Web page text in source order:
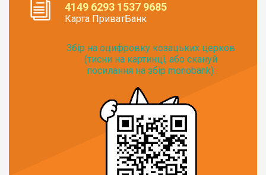
4149 6293 1537 9685
Карта ПриватБанк
Збір на оцифровку козацьких церков
(тисни на картинці, або скануй
посилання на збір monobank):